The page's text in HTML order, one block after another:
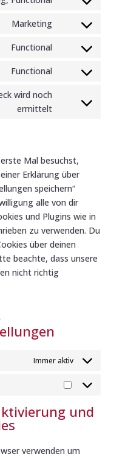
google-
Consent
facebook
Marketing
Consent
adobe-
Functional
Consent
Functional
Consent
service
wird noch
ermittelt
Consent
Mal besuchst,
Erklärung über
speichern“
alle von dir
und Plugins wie in
zu verwenden. Du
über deinen
beachte, dass unsere
nicht richtig
Immer aktiv
Statistiken
und
verwenden um